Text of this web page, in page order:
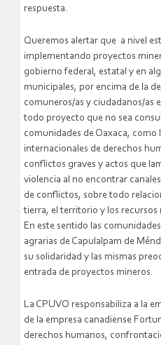
respuesta.
Queremos alertar que a nivel
implementando proyectos
gobierno federal, estatal y en
municipales, por encima de la
comuneros/as y ciudadanos/as
todo proyecto que no sea
comunidades de Oaxaca, como
internacionales de derechos
conflictos graves y actos que
violencia al no encontrar
de conflictos, sobre todo
tierra, el territorio y los recursos
En este sentido las
agrarias de Capulalpam de
su solidaridad y las mismas
entrada de proyectos mineros.
La CPUVO responsabiliza a la
de la empresa canadiense
derechos humanos,